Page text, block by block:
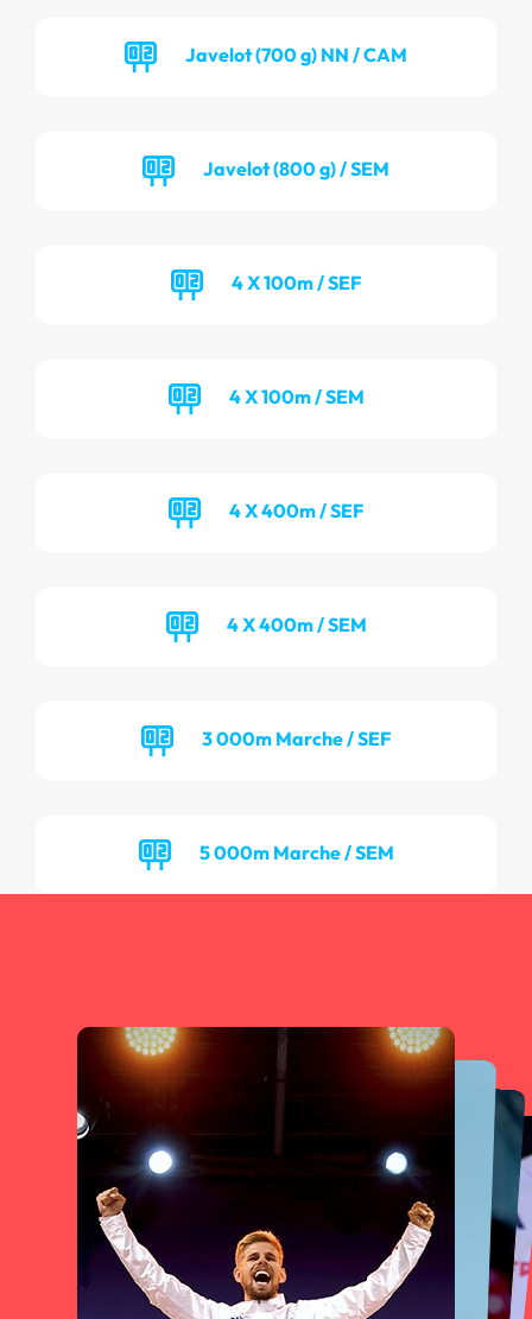
Javelot (700 g) NN / CAM
Javelot (800 g) / SEM
4 X 100m / SEF
4 X 100m / SEM
4 X 400m / SEF
4 X 400m / SEM
3 000m Marche / SEF
5 000m Marche / SEM